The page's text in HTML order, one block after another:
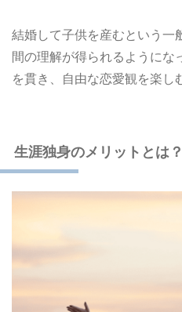
結婚して子供を産むという一
間の理解が得られるようにな
を貫き、自由な恋愛観を楽し
生涯独身のメリットとは？